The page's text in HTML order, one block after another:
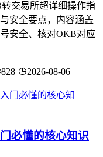
交易所超详细操作指
安全要点，内容涵盖
安全、核对OKB对应
828 2026-08-06
必懂的核心知识